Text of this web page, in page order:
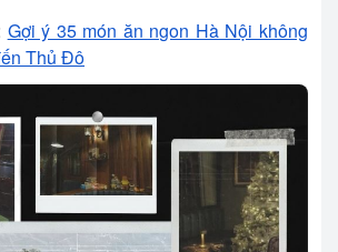
Gợi ý 35 món ăn ngon Hà Nội không
Thủ Đô